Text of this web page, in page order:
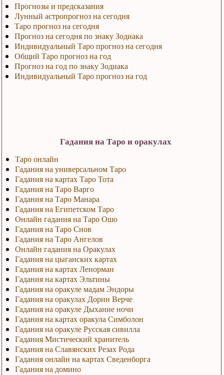
Прогнозы и предсказания
Лунный астропрогноз на сегодня
Таро прогноз на сегодня
Прогноз на сегодня по знаку Зодиака
Индивидуальный Таро прогноз на сегодня
Общий Таро прогноз на год
Прогноз на год по знаку Зодиака
Индивидуальный Таро прогноз на год
Гадания на Таро и оракулах
Таро онлайн
Гадания на универсальном Таро
Гадания на картах Таро Тота
Гадания на Таро Варго
Гадания на Таро Манара
Гадания на Египетском Таро
Онлайн гадания на Таро Ошо
Гадания на Таро Снов
Гадания на Таро Ангелов
Онлайн гадания на Оракулах
Гадания на цыганских картах
Гадания на картах Ленорман
Гадания на картах Эльтины
Гадания на оракуле мадам Эндоры
Гадания на оракулах Дорин Верче
Гадания на оракуле Дыхание ночи
Гадания на картах оракула Симболон
Гадания на оракуле Русская сивилла
Гадания Мистический хранитель
Гадания на Славянских Резах Рода
Гадания онлайн на картах Сведенборга
Гадания на домино